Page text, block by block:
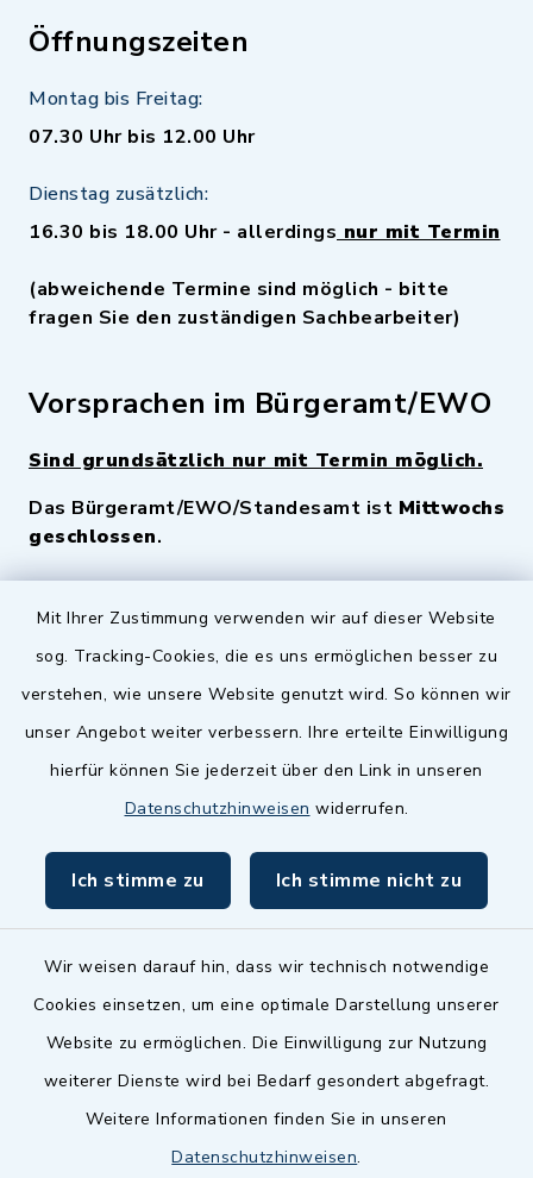
Mit Ihrer Zustimmung verwenden wir auf dieser Website
sog. Tracking-Cookies, die es uns ermöglichen besser zu
verstehen, wie unsere Website genutzt wird. So können wir
unser Angebot weiter verbessern. Ihre erteilte Einwilligung
hierfür können Sie jederzeit über den Link in unseren
Datenschutzhinweisen widerrufen.
Ich stimme zu Ich stimme nicht zu
Wir weisen darauf hin, dass wir technisch notwendige
Cookies einsetzen, um eine optimale Darstellung unserer
Website zu ermöglichen. Die Einwilligung zur Nutzung
weiterer Dienste wird bei Bedarf gesondert abgefragt.
Weitere Informationen finden Sie in unseren
Datenschutzhinweisen.
Öffnungszeiten
Montag bis Freitag:
07.30 Uhr bis 12.00 Uhr
Dienstag zusätzlich:
16.30 bis 18.00 Uhr - allerdings nur mit Termin
(abweichende Termine sind möglich - bitte
fragen Sie den zuständigen Sachbearbeiter)
Vorsprachen im Bürgeramt/EWO
Sind grundsätzlich nur mit Termin möglich.
Das Bürgeramt/EWO/Standesamt ist Mittwochs
geschlossen.
Quicklinks
Zenngrund Allianz
Dillenberggruppe
inixmedia GmbH
Barrierefreiheit